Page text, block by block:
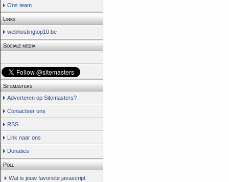
Ons team
Links
webhostingtop10.be
Sociale media
Sitemasters
Adverteren op Sitemasters?
Contacteer ons
RSS
Link naar ons
Donaties
Poll
Wat is jouw favoriete javascript